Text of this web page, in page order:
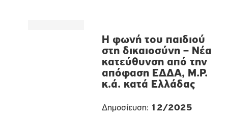
Η φωνή του παιδιού
στη δικαιοσύνη – Nέα
κατεύθυνση από την
απόφαση ΕΔΔΑ, M.P.
κ.ά. κατά Ελλάδας
Δημοσίευση: 12/2025